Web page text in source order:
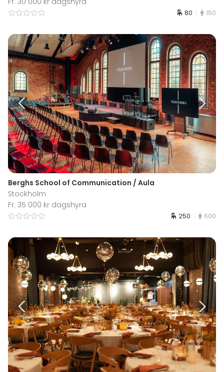
80 150
Berghs School of Communication / Aula
Stockholm
Fr. 35 000 kr dagshyra
250 600